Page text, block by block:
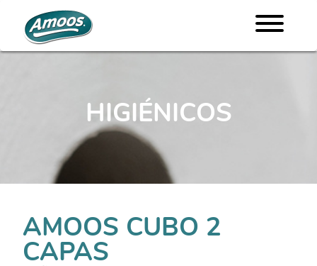
HIGIÉNICOS
AMOOS CUBO 2
CAPAS